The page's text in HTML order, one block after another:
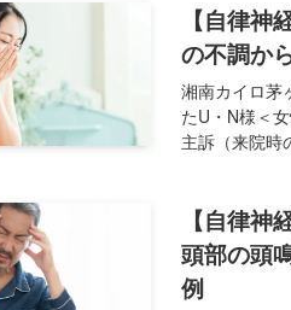
【自律
の不調か
湘南カイロ茅
たU・N様＜
主訴（来院時
【自律
頭部の頭
例